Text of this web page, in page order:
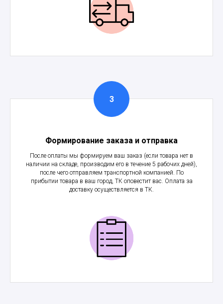
Формирование заказа и отправка
После оплаты мы формируем ваш заказ (если товара нет в
наличии на складе, производим его в течение 5 рабочих дней),
после чего отправляем транспортной компанией. По
прибытии товара в ваш город, ТК оповестит вас. Оплата за
доставку осуществляется в ТК.